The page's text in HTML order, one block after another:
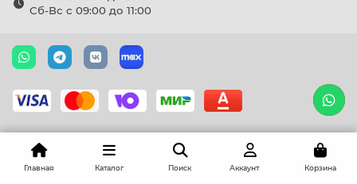
Сб-Вс с 09:00 до 11:00
Главная Каталог Поиск Аккаунт Корзина